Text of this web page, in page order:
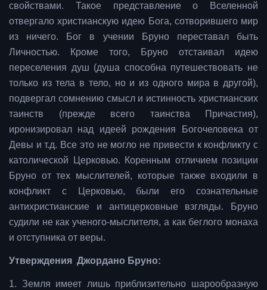
свойствами. Такое представление о Вселенной
отвергало христианскую идею Бога, сотворившего мир
из ничего. Бог в учении Бруно переставал быть
Личностью. Кроме того, Бруно отстаивал идею
переселения душ (душа способна путешествовать не
только из тела в тело, но и из одного мира в другой),
подвергал сомнению смысл и истинность христианских
таинств (прежде всего таинства Причастия),
иронизировал над идеей рождения Богочеловека от
Девы и т.д. Все это не могло не привести к конфликту с
католической Церковью. Коренным отличием позиции
Бруно от тех мыслителей, которые также входили в
конфликт с Церковью, были его сознательные
антихристианские и антицерковные взгляды. Бруно
судили не как ученого-мыслителя, а как беглого монаха
и отступника от веры.
Утверждения Джордано Бруно:
1. Земля имеет лишь приблизительно шарообразную